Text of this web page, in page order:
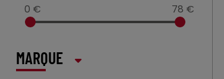
0 € 78 €
MARQUE